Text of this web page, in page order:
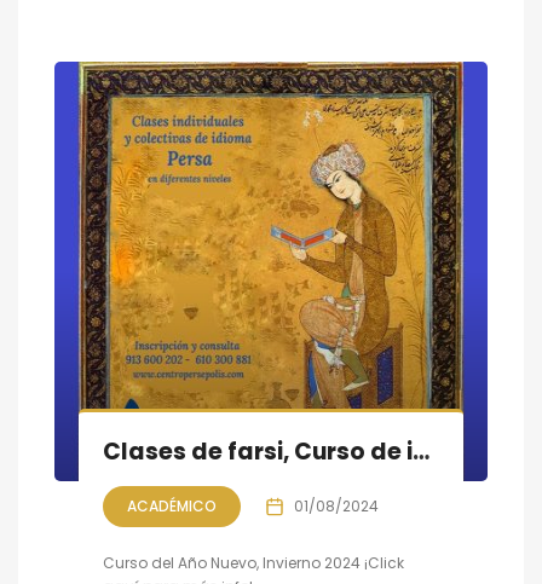
Clases de farsi, Curso de invierno 2024
ACADÉMICO 01/08/2024
Curso del Año Nuevo, Invierno 2024 ¡Click